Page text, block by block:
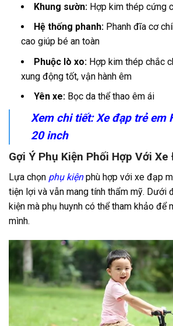
Khung sườn:Hợp kim thép cứng
Hệ thống phanh:Phanh đĩa cơ
cao giúp bé an toàn
Phuộc lò xo: Hợp kim thép chắc
xung động tốt, vận hành êm
Yên xe:Bọc da thể thao êm ái
Xem chi tiết:Xe đạp trẻ em
20 inch
Gợi Ý Phụ Kiện Phối Hợp Với
Lựa chọn phụ kiện phù hợp với xe đạp
tiện lợi và vẫn mang tính thẩm mỹ. Dưới
kiện mà phụ huynh có thể tham khảo để
mình.